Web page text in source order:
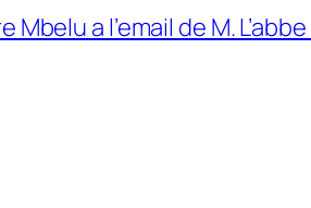
a l’email de M.